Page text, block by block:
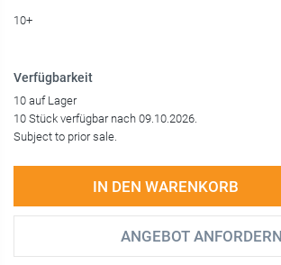
10+
Verfügbarkeit
10 auf Lager
10 Stück verfügbar nach 09.10.2026.
Subject to prior sale.
IN DEN WARENKORB
ANGEBOT ANFORDERN